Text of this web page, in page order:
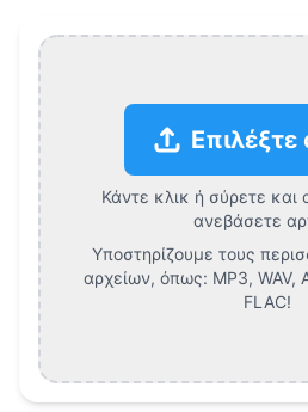
Επιλέξτε
Κάντε κλικ ή σύρετε και
ανεβάσετε
Υποστηρίζουμε τους
αρχείων, όπως: MP3, WAV,
FLAC!